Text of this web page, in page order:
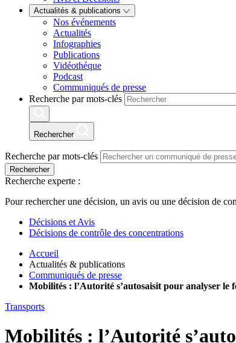
Actualités & publications
Nos événements
Actualités
Infographies
Publications
Vidéothéque
Podcast
Communiqués de presse
Recherche par mots-clés
Rechercher
Recherche par mots-clés
Rechercher
Recherche experte :
Pour rechercher une décision, un avis ou une décision de
Décisions et Avis
Décisions de contrôle des concentrations
Accueil
Actualités & publications
Communiqués de presse
Mobilités : l’Autorité s’autosaisit pour analyser le
Transports
Mobilités : l’Autorité